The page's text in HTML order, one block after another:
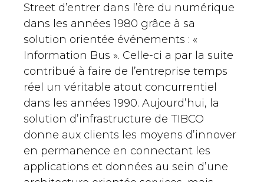
Street d’entrer dans l’ère du numérique
dans les années 1980 grâce à sa
solution orientée événements : «
Information Bus ». Celle-ci a par la suite
contribué à faire de l’entreprise temps
réel un véritable atout concurrentiel
dans les années 1990. Aujourd’hui, la
solution d’infrastructure de TIBCO
donne aux clients les moyens d’innover
en permanence en connectant les
applications et données au sein d’une